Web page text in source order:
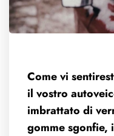
Come vi
il vostro
imbrattato di
gomme sgonfie,